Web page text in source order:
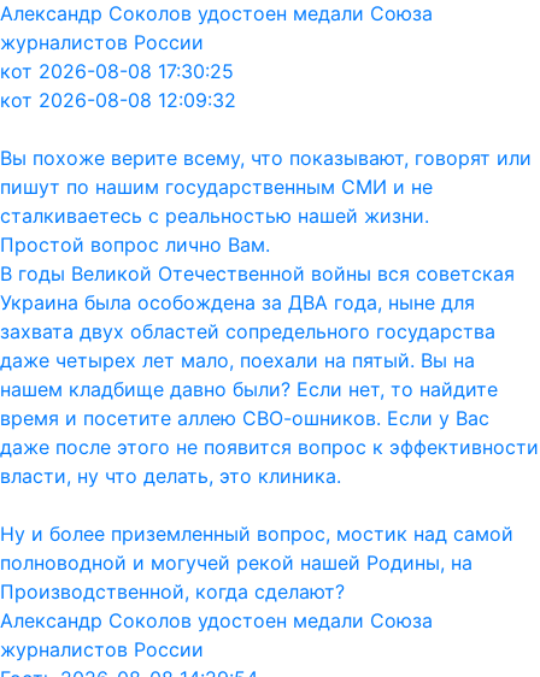
Александр Соколов удостоен медали Союза
журналистов России
кот 2026-08-08 17:30:25
кот 2026-08-08 12:09:32
Вы похоже верите всему, что показывают, говорят или
пишут по нашим государственным СМИ и не
сталкиваетесь с реальностью нашей жизни.
Простой вопрос лично Вам.
В годы Великой Отечественной войны вся советская
Украина была особождена за ДВА года, ныне для
захвата двух областей сопредельного государства
даже четырех лет мало, поехали на пятый. Вы на
нашем кладбище давно были? Если нет, то найдите
время и посетите аллею СВО-ошников. Если у Вас
даже после этого не появится вопрос к эффективности
власти, ну что делать, это клиника.
Ну и более приземленный вопрос, мостик над самой
полноводной и могучей рекой нашей Родины, на
Производственной, когда сделают?
Александр Соколов удостоен медали Союза
журналистов России